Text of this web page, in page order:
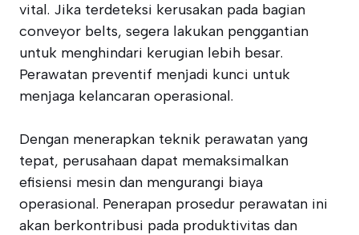
vital. Jika terdeteksi kerusakan pada bagian
conveyor belts, segera lakukan penggantian
untuk menghindari kerugian lebih besar.
Perawatan preventif menjadi kunci untuk
menjaga kelancaran operasional.
Dengan menerapkan teknik perawatan yang
tepat, perusahaan dapat memaksimalkan
efisiensi mesin dan mengurangi biaya
operasional. Penerapan prosedur perawatan ini
akan berkontribusi pada produktivitas dan